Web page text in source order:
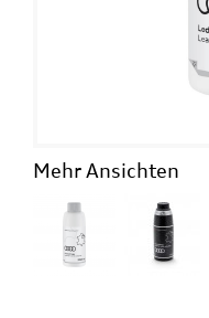
Mehr Ansichten